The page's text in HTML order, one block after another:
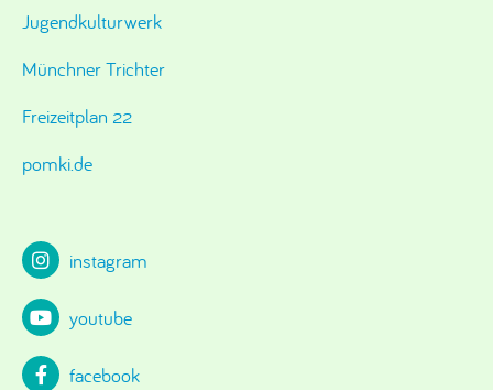
Jugendkulturwerk
Münchner Trichter
Freizeitplan 22
pomki.de
instagram
youtube
facebook